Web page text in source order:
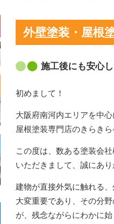
外壁塗装・屋根
施工後にも安心
初めまして！
大阪府南河内エリアを中
屋根塗装専門店のきらきら
この度は、数ある塗装会
いただきまして、誠にあり
建物が直接外気に触れる
大変重要であり、その分
が、残念ながらにわかに